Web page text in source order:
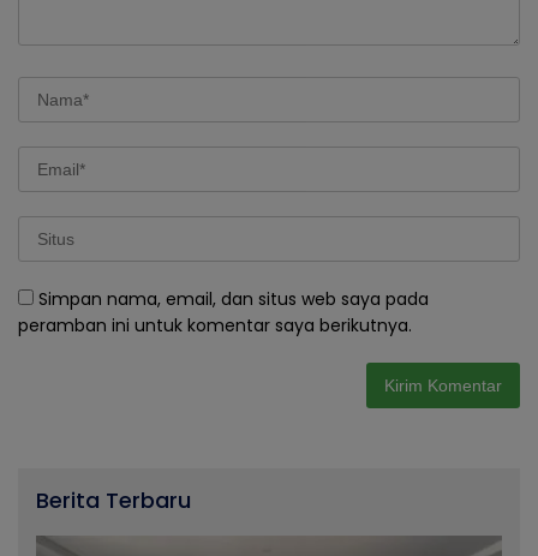
Simpan nama, email, dan situs web saya pada
peramban ini untuk komentar saya berikutnya.
Berita Terbaru